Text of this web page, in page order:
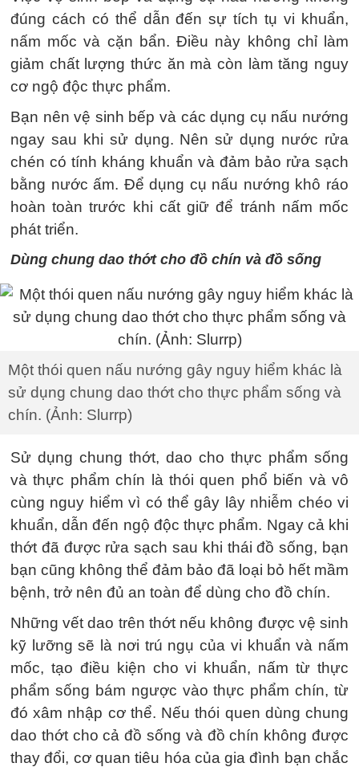
đúng cách có thể dẫn đến sự tích tụ vi khuẩn,
nấm mốc và cặn bẩn. Điều này không chỉ làm
giảm chất lượng thức ăn mà còn làm tăng nguy
cơ ngộ độc thực phẩm.
Bạn nên vệ sinh bếp và các dụng cụ nấu nướng
ngay sau khi sử dụng. Nên sử dụng nước rửa
chén có tính kháng khuẩn và đảm bảo rửa sạch
bằng nước ấm. Để dụng cụ nấu nướng khô ráo
hoàn toàn trước khi cất giữ để tránh nấm mốc
phát triển.
Dùng chung dao thớt cho đồ chín và đồ sống
Một thói quen nấu nướng gây nguy hiểm khác là
sử dụng chung dao thớt cho thực phẩm sống và
chín. (Ảnh: Slurrp)
Sử dụng chung thớt, dao cho thực phẩm sống
và thực phẩm chín là thói quen phổ biến và vô
cùng nguy hiểm vì có thể gây lây nhiễm chéo vi
khuẩn, dẫn đến ngộ độc thực phẩm. Ngay cả khi
thớt đã được rửa sạch sau khi thái đồ sống, bạn
bạn cũng không thể đảm bảo đã loại bỏ hết mầm
bệnh, trở nên đủ an toàn để dùng cho đồ chín.
Những vết dao trên thớt nếu không được vệ sinh
kỹ lưỡng sẽ là nơi trú ngụ của vi khuẩn và nấm
mốc, tạo điều kiện cho vi khuẩn, nấm từ thực
phẩm sống bám ngược vào thực phẩm chín, từ
đó xâm nhập cơ thể. Nếu thói quen dùng chung
dao thớt cho cả đồ sống và đồ chín không được
thay đổi, cơ quan tiêu hóa của gia đình bạn chắc